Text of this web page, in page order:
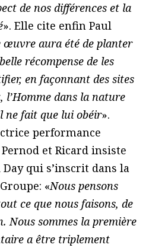
de nos différences et la
». Elle cite enfin Paul
œuvre aura été de planter
récompense de les
en façonnant des sites
l’Homme dans la nature
ne fait que lui obéir».
performance
et Ricard insiste
Day qui s’inscrit dans la
«Nous pensons
ce que nous faisons, de
Nous sommes la première
a être triplement